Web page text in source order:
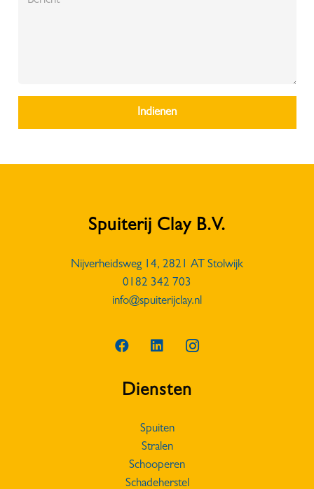
Indienen
Spuiterij Clay B.V.
Nijverheidsweg 14, 2821 AT Stolwijk
0182 342 703
info@spuiterijclay.nl
Diensten
Spuiten
Stralen
Schooperen
Schadeherstel